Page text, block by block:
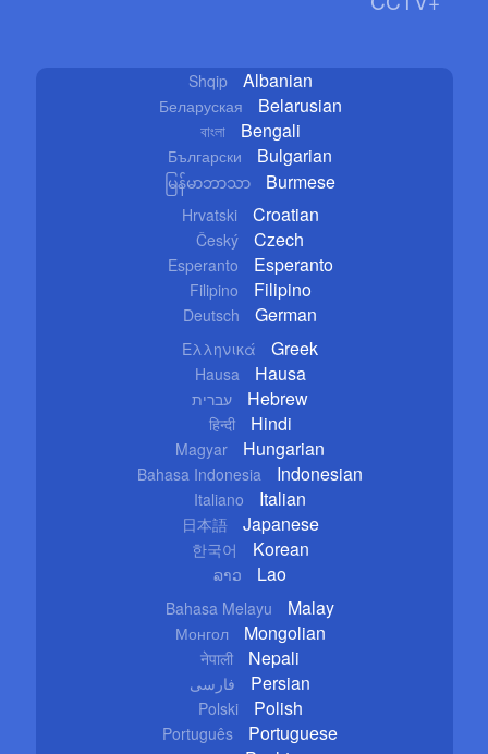
Shqip Albanian
Беларуская Belarusian
বাংলা Bengali
Български Bulgarian
မြန်မာဘာသာ Burmese
Hrvatski Croatian
Český Czech
Esperanto Esperanto
Filipino Filipino
Deutsch German
Ελληνικά Greek
Hausa Hausa
עברית Hebrew
हिन्दी Hindi
Magyar Hungarian
Bahasa Indonesia Indonesian
Italiano Italian
日本語 Japanese
한국어 Korean
ລາວ Lao
Bahasa Melayu Malay
Монгол Mongolian
नेपाली Nepali
فارسی Persian
Polski Polish
Português Portuguese